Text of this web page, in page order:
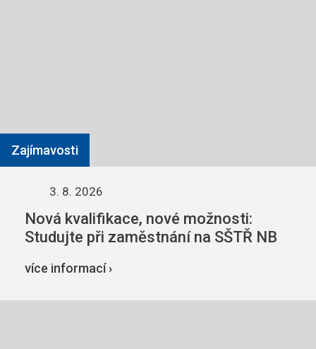
Zajímavosti
3. 8. 2026
Nová kvalifikace, nové možnosti:
Studujte při zaměstnání na SŠTŘ NB
více informací ›